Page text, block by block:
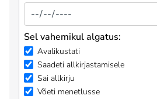
Sel vahemikul algatus:
Avalikustati
Saadeti allkirjastamisele
Sai allkirju
Võeti menetlusse